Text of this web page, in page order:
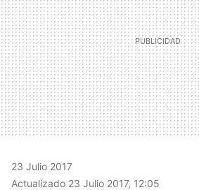
23 Julio 2017
Actualizado 23 Julio 2017, 12:05